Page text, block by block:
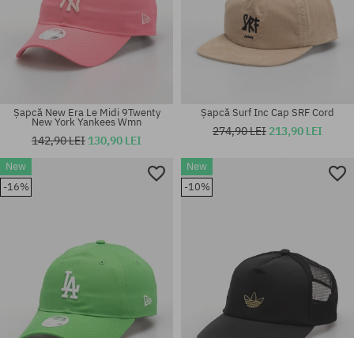
mărime universală mărime universală
Șapcă New Era Le Midi 9Twenty
New York Yankees Wmn
142,90 LEI 130,90 LEI
Șapcă Surf Inc Cap SRF Cord
274,90 LEI 213,90 LEI
New
-16%
New
-10%